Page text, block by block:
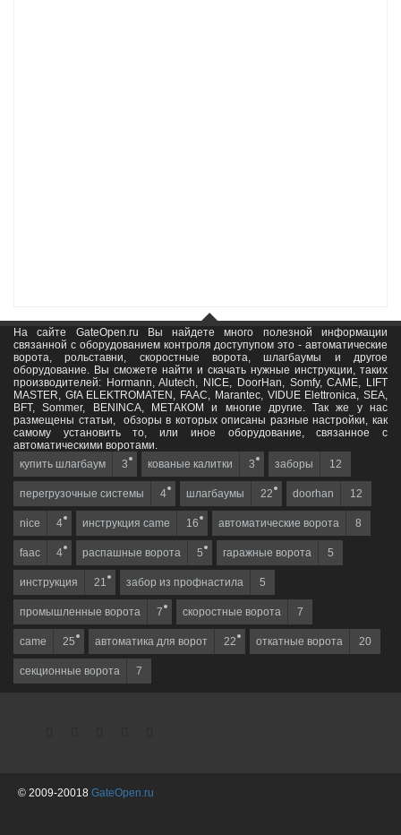
На сайте GateOpen.ru Вы найдете много полезной информации
связанной с оборудованием контроля доступупом это - автоматические
ворота, рольставни, скоростные ворота, шлагбаумы и другое
оборудование. Вы сможете найти и скачать нужные инструкции, таких
производителей: Hormann, Alutech, NICE, DoorHan, Somfy, САМЕ, LIFT
MASTER, GfA ELEKTROMATEN, FAAC, Marantec, VIDUE Elettronica, SEA,
BFT, Sommer, BENINCA, МЕТАКОМ и многие другие. Так же у нас
размещены статьи, обзоры в которых описаны разные настройки, как
самому установить то, или иное оборудование, связанное с
автоматическими воротами.
купить шлагбаум
3 кованые калитки 3 заборы 12
перегрузочные системы 4 шлагбаумы 22 doorhan 12
nice 4 инструкция came 16 автоматические ворота 8
faac 4 распашные ворота 5 гаражные ворота 5
инструкция 21 забор из профнастила 5
промышленные ворота 7 скоростные ворота 7
came 25 автоматика для ворот 22 откатные ворота 20
секционные ворота 7
© 2009-20018 GateOpen.ru